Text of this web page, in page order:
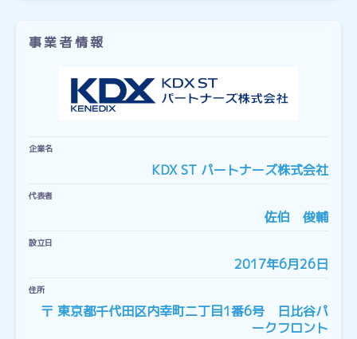
事業者情報
企業名
KDX ST パートナーズ株式会社
代表者
佐伯 俊輔
設立日
2017年6月26日
住所
〒 東京都千代田区内幸町二丁目1番6号 日比谷パ
ークフロント